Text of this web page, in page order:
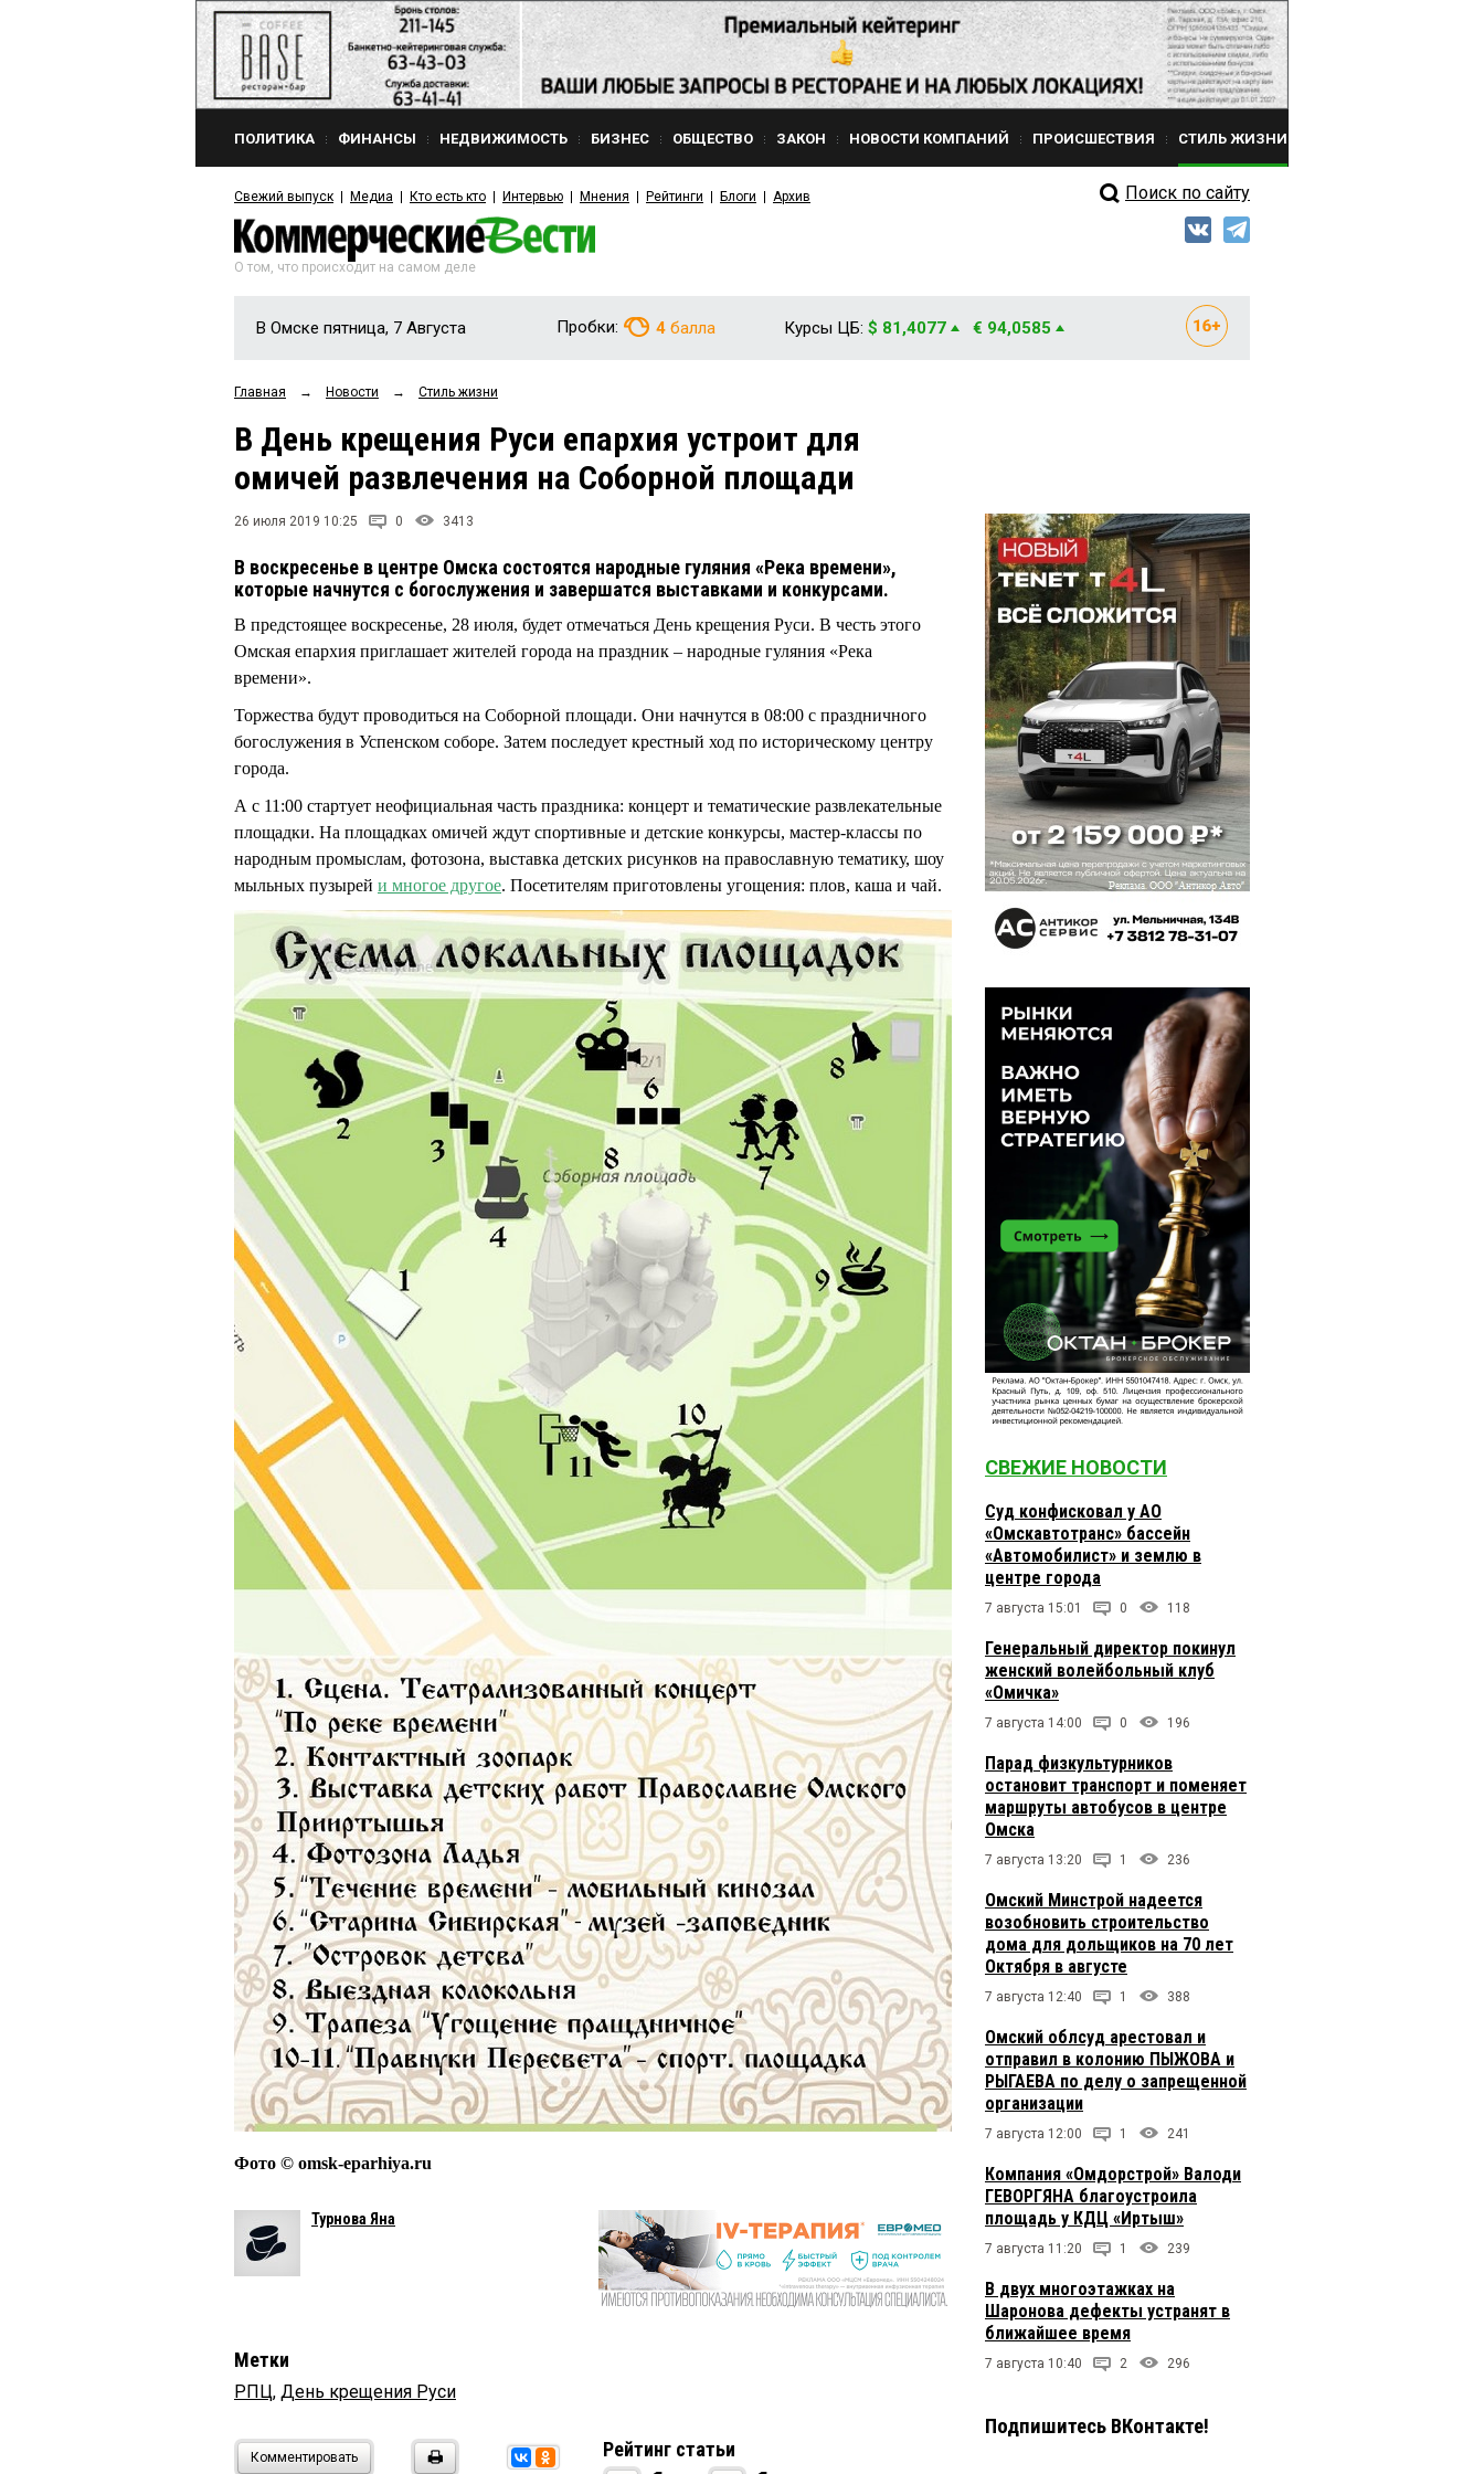
ПОЛИТИКА ФИНАНСЫ НЕДВИЖИМОСТЬ БИЗНЕС ОБЩЕСТВО ЗАКОН НОВОСТИ КОМПАНИЙ ПРОИСШЕСТВИЯ СТИЛЬ ЖИЗНИ
Свежий выпуск Медиа Кто есть кто Интервью Мнения Рейтинги Блоги Архив Поиск по сайту
О том, что происходит на самом деле
В Омске пятница, 7 Августа Пробки: 4 балла Курсы ЦБ: $ 81,4077 € 94,0585
Главная → Новости → Стиль жизни
В День крещения Руси епархия устроит для
омичей развлечения на Соборной площади
26 июля 2019 10:25 0 3413
В воскресенье в центре Омска состоятся народные гуляния «Река времени»,
которые начнутся с богослужения и завершатся выставками и конкурсами.
В предстоящее воскресенье, 28 июля, будет отмечаться День крещения Руси. В честь этого
Омская епархия приглашает жителей города на праздник – народные гуляния «Река
времени».
Торжества будут проводиться на Соборной площади. Они начнутся в 08:00 с праздничного
богослужения в Успенском соборе. Затем последует крестный ход по историческому центру
города.
А с 11:00 стартует неофициальная часть праздника: концерт и тематические развлекательные
площадки. На площадках омичей ждут спортивные и детские конкурсы, мастер-классы по
народным промыслам, фотозона, выставка детских рисунков на православную тематику, шоу
мыльных пузырей и многое другое. Посетителям приготовлены угощения: плов, каша и чай.
Фото © omsk-eparhiya.ru
Турнова Яна
Метки
РПЦ, День крещения Руси
Комментировать Рейтинг статьи
СВЕЖИЕ НОВОСТИ
Суд конфисковал у АО
«Омскавтотранс» бассейн
«Автомобилист» и землю в
центре города
7 августа 15:01 0 118
Генеральный директор покинул
женский волейбольный клуб
«Омичка»
7 августа 14:00 0 196
Парад физкультурников
остановит транспорт и поменяет
маршруты автобусов в центре
Омска
7 августа 13:20 1 236
Омский Минстрой надеется
возобновить строительство
дома для дольщиков на 70 лет
Октября в августе
7 августа 12:40 1 388
Омский облсуд арестовал и
отправил в колонию ПЫЖОВА и
РЫГАЕВА по делу о запрещенной
организации
7 августа 12:00 1 241
Компания «Омдорстрой» Валоди
ГЕВОРГЯНА благоустроила
площадь у КДЦ «Иртыш»
7 августа 11:20 1 239
В двух многоэтажках на
Шаронова дефекты устранят в
ближайшее время
7 августа 10:40 2 296
Подпишитесь ВКонтакте!